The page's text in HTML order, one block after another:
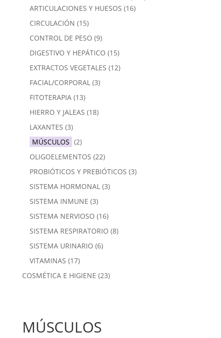
ARTICULACIONES Y HUESOS (16)
CIRCULACIÓN (15)
CONTROL DE PESO (9)
DIGESTIVO Y HEPÁTICO (15)
EXTRACTOS VEGETALES (12)
FACIAL/CORPORAL (3)
FITOTERAPIA (13)
HIERRO Y JALEAS (18)
LAXANTES (3)
MÚSCULOS (2)
OLIGOELEMENTOS (22)
PROBIÓTICOS Y PREBIÓTICOS (3)
SISTEMA HORMONAL (3)
SISTEMA INMUNE (3)
SISTEMA NERVIOSO (16)
SISTEMA RESPIRATORIO (8)
SISTEMA URINARIO (6)
VITAMINAS (17)
COSMÉTICA E HIGIENE (23)
MÚSCULOS